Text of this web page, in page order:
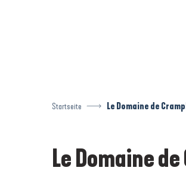
Startseite Le Domaine de
Le Domaine